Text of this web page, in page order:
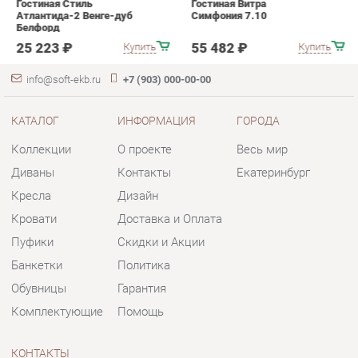
Коллекции
Диваны
Кровати
Банкетки
Обувницы
Комплектующие
О проекте
Доставка и Оплата
Политика
Гарантия
Помощь
Весь мир
Шоурум и склад самовывоза
Адрес: г. Екатеринбург, пер.
Базовый, 47
Телефон: +7 (903) 000-00-00
Пн - Пт:10:00 - 18:00 (GMT+5)